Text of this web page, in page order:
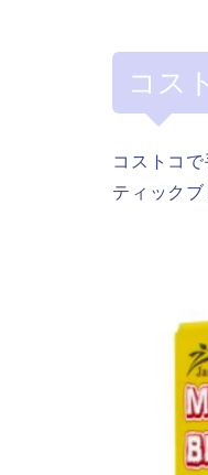
コス
コストコ
ティックブ